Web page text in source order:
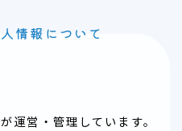
情報について
運営・管理しています。